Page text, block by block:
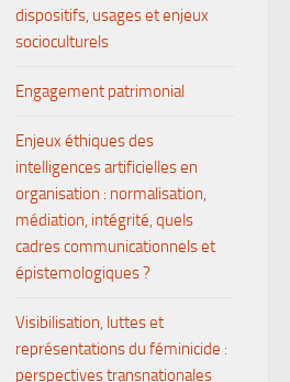
dispositifs, usages et enjeux
socioculturels
Engagement patrimonial
Enjeux éthiques des
intelligences artificielles en
organisation : normalisation,
médiation, intégrité, quels
cadres communicationnels et
épistemologiques ?
Visibilisation, luttes et
représentations du féminicide :
perspectives transnationales